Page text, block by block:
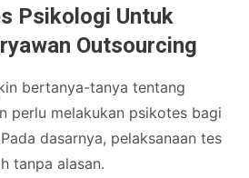
Psikologi Untuk
Outsourcing
bertanya-tanya tentang
perlu melakukan psikotes bagi
dasarnya, pelaksanaan tes
tanpa alasan.